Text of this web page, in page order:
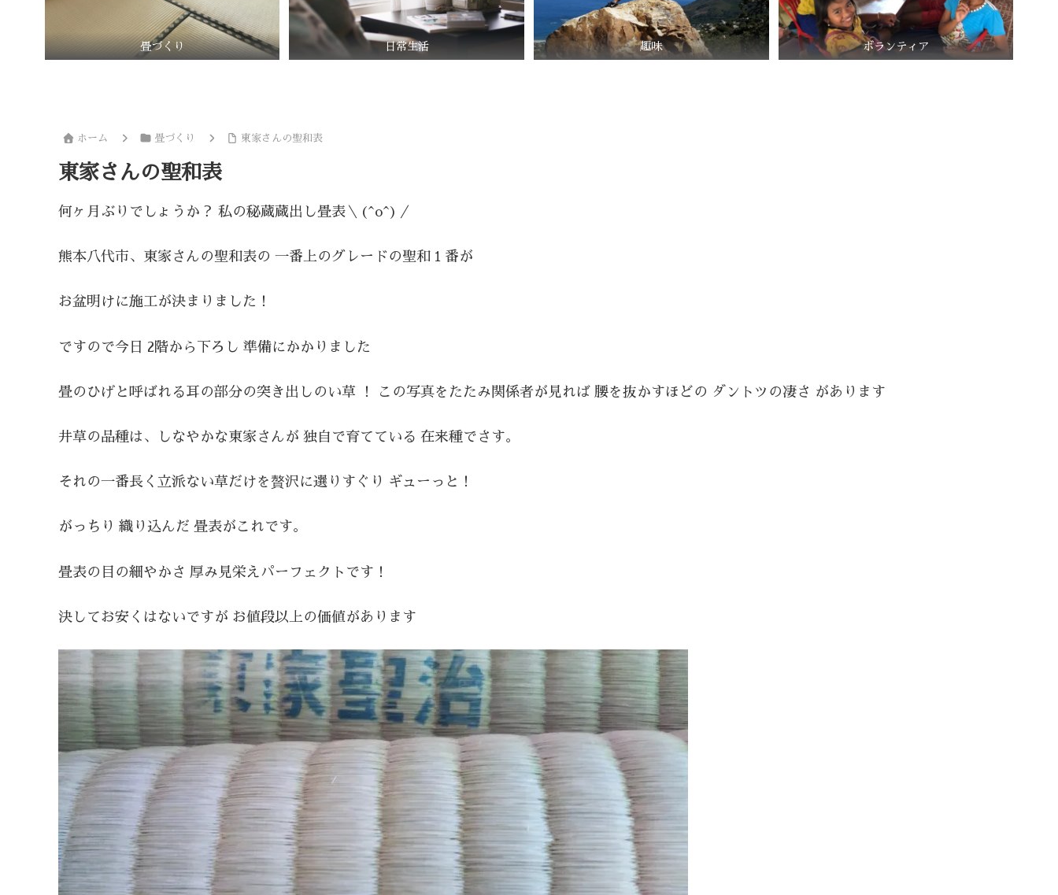
畳づくり 日常生活 趣味 ボランティア
ホーム 畳づくり 東家さんの聖和表
東家さんの聖和表
何ヶ月ぶりでしょうか？ 私の秘蔵蔵出し畳表＼(^o^)／
熊本八代市、東家さんの聖和表の 一番上のグレードの聖和１番が
お盆明けに施工が決まりました！
ですので今日 2階から下ろし 準備にかかりました
畳のひげと呼ばれる耳の部分の突き出しのい草 ！ この写真をたたみ関係者が見れば 腰を抜かすほどの ダントツの凄さ があります
井草の品種は、しなやかな東家さんが 独自で育てている 在来種でさす。
それの一番長く立派ない草だけを贅沢に選りすぐり ギューっと！
がっちり 織り込んだ 畳表がこれです。
畳表の目の細やかさ 厚み見栄えパーフェクトです！
決してお安くはないですが お値段以上の価値があります